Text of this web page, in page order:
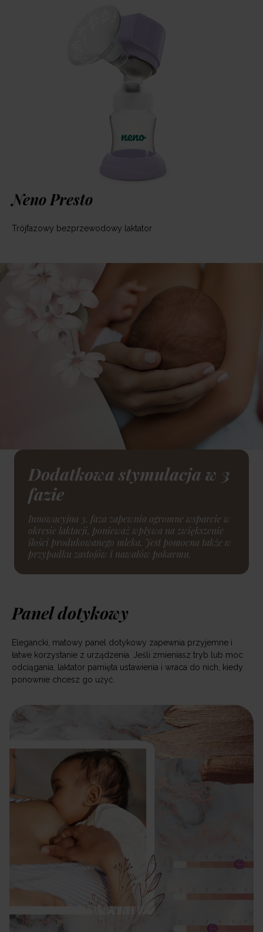
Neno Presto
Trójfazowy bezprzewodowy laktator
Dodatkowa stymulacja w 3
fazie
Innowacyjna 3. faza zapewnia ogromne wsparcie w
okresie laktacji, ponieważ wpływa na zwiększenie
ilości produkowanego mleka. Jest pomocna także w
przypadku zastojów i nawałów pokarmu.
Panel dotykowy
Elegancki, matowy panel dotykowy zapewnia przyjemne i
łatwe korzystanie z urządzenia. Jeśli zmieniasz tryb lub moc
odciągania, laktator pamięta ustawienia i wraca do nich, kiedy
ponownie chcesz go użyć.